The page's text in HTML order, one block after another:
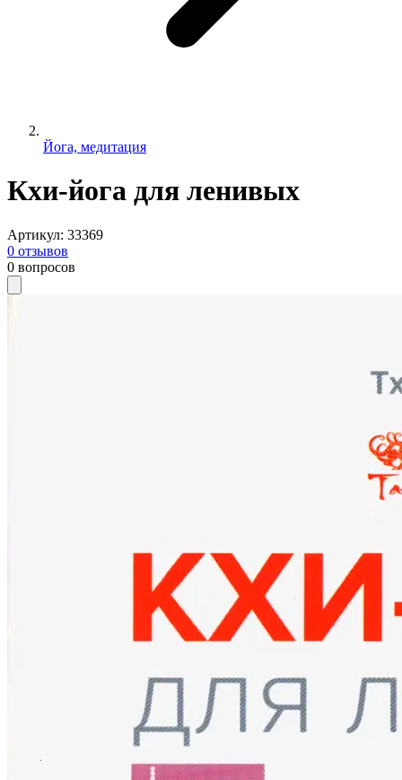
Йога, медитация
Кхи-йога для ленивых
Артикул: 33369
0 отзывов
0 вопросов